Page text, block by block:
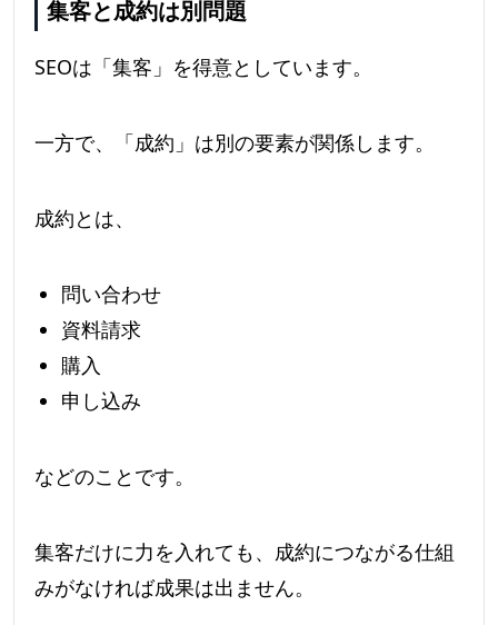
集客と成約は別問題
SEOは「集客」を得意としています。
一方で、「成約」は別の要素が関係します。
成約とは、
問い合わせ
資料請求
購入
申し込み
などのことです。
集客だけに力を入れても、成約につながる仕組
みがなければ成果は出ません。